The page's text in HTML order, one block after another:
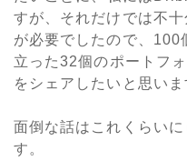
すが、それだけでは不
が必要でしたので、100
立った32個のポートフ
をシェアしたいと思いま
面倒な話はこれくらい
す。